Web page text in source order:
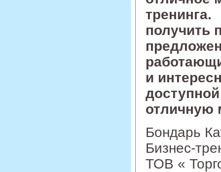
тренинга.
получить
и
отличную
Бондарь
Бизнес-
ТОВ «